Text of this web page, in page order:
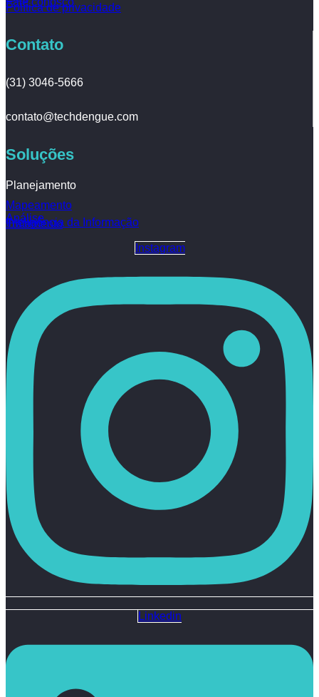
Política de privacidade
Contato
(31) 3046-5666
contato@techdengue.com
Soluções
Planejamento
Mapeamento
Análise
Tratamento
Inteligência da Informação
Instagram
Linkedin